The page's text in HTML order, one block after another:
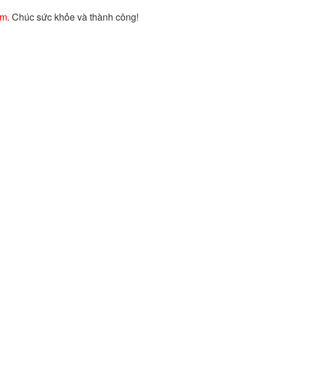
. Chúc sức khỏe và thành công!